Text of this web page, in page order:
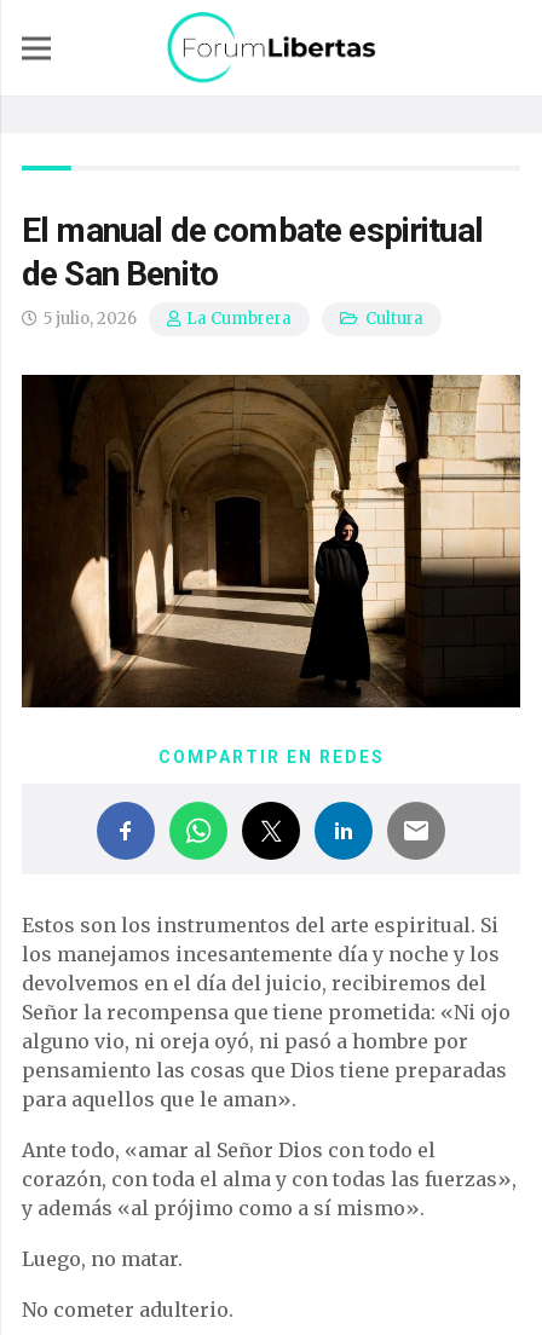
El manual de combate espiritual
de San Benito
5 julio, 2026 La Cumbrera Cultura
COMPARTIR EN REDES
Estos son los instrumentos del arte espiritual. Si
los manejamos incesantemente día y noche y los
devolvemos en el día del juicio, recibiremos del
Señor la recompensa que tiene prometida: «Ni ojo
alguno vio, ni oreja oyó, ni pasó a hombre por
pensamiento las cosas que Dios tiene preparadas
para aquellos que le aman».
Ante todo, «amar al Señor Dios con todo el
corazón, con toda el alma y con todas las fuerzas»,
y además «al prójimo como a sí mismo».
Luego, no matar.
No cometer adulterio.